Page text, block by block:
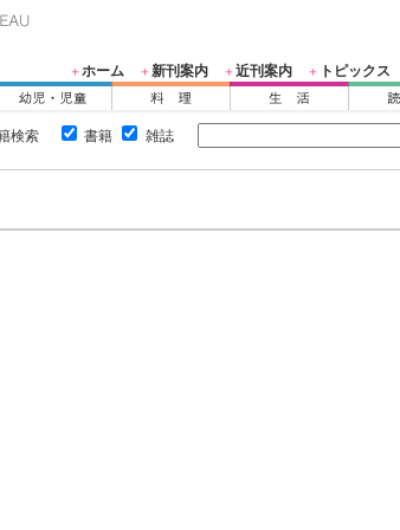
＋ホーム ＋新刊案内 ＋近刊案内 ＋ トピックス
検索 書籍 雑誌